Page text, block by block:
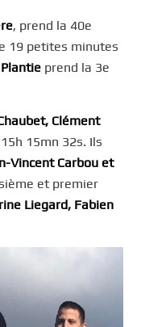
, prend la 40e
19 petites minutes
prend la 3e
Clément
15mn 32s. Ils
Vincent Carbou et
et premier
Liegard, Fabien